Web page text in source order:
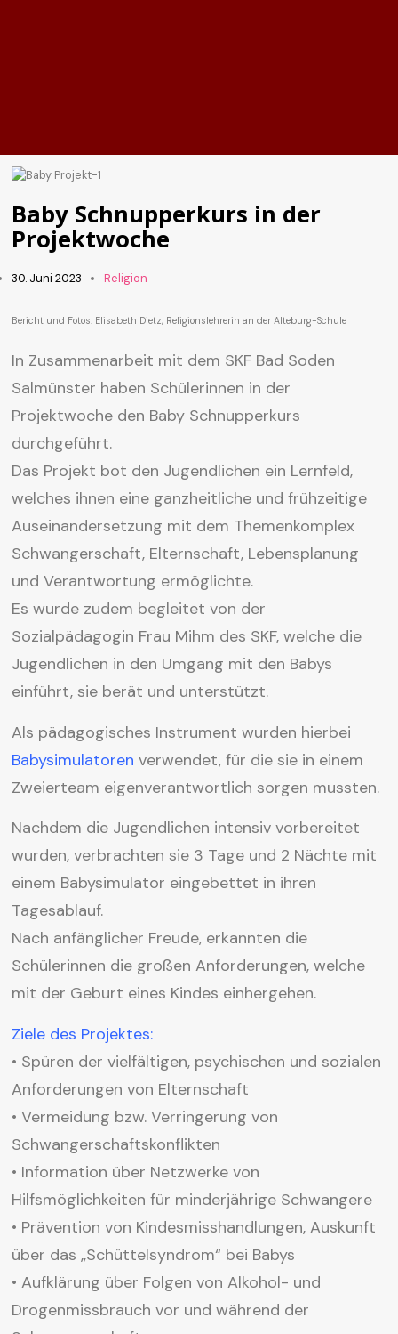
Baby Schnupperkurs in der
Projektwoche
30. Juni 2023 Religion
Bericht und Fotos: Elisabeth Dietz, Religionslehrerin an der Alteburg-Schule
In Zusammenarbeit mit dem SKF Bad Soden
Salmünster haben Schülerinnen in der
Projektwoche den Baby Schnupperkurs
durchgeführt.
Das Projekt bot den Jugendlichen ein Lernfeld,
welches ihnen eine ganzheitliche und frühzeitige
Auseinandersetzung mit dem Themenkomplex
Schwangerschaft, Elternschaft, Lebensplanung
und Verantwortung ermöglichte.
Es wurde zudem begleitet von der
Sozialpädagogin Frau Mihm des SKF, welche die
Jugendlichen in den Umgang mit den Babys
einführt, sie berät und unterstützt.
Als pädagogisches Instrument wurden hierbei
Babysimulatoren verwendet, für die sie in einem
Zweierteam eigenverantwortlich sorgen mussten.
Nachdem die Jugendlichen intensiv vorbereitet
wurden, verbrachten sie 3 Tage und 2 Nächte mit
einem Babysimulator eingebettet in ihren
Tagesablauf.
Nach anfänglicher Freude, erkannten die
Schülerinnen die großen Anforderungen, welche
mit der Geburt eines Kindes einhergehen.
Ziele des Projektes:
• Spüren der vielfältigen, psychischen und sozialen
Anforderungen von Elternschaft
• Vermeidung bzw. Verringerung von
Schwangerschaftskonflikten
• Information über Netzwerke von
Hilfsmöglichkeiten für minderjährige Schwangere
• Prävention von Kindesmisshandlungen, Auskunft
über das „Schüttelsyndrom“ bei Babys
• Aufklärung über Folgen von Alkohol- und
Drogenmissbrauch vor und während der